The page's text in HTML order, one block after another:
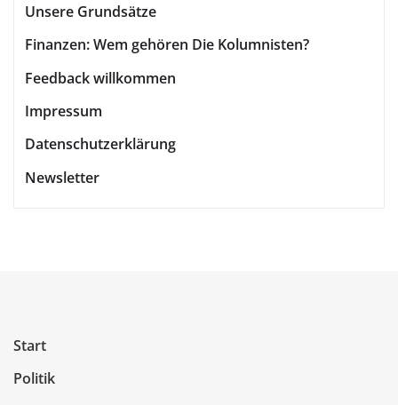
Unsere Grundsätze
Finanzen: Wem gehören Die Kolumnisten?
Feedback willkommen
Impressum
Datenschutzerklärung
Newsletter
Start
Politik